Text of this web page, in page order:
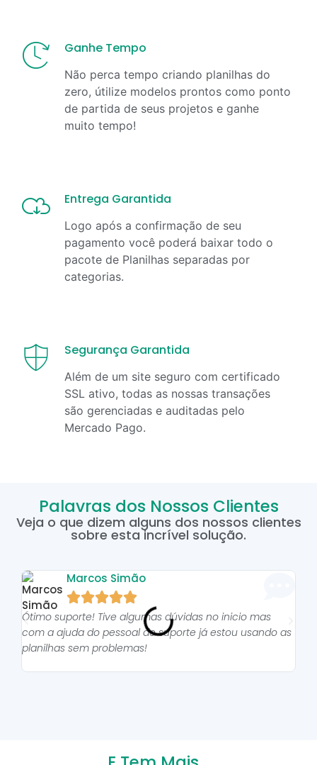
Ganhe Tempo
Não perca tempo criando planilhas do
zero, útilize modelos prontos como ponto
de partida de seus projetos e ganhe
muito tempo!
Entrega Garantida
Logo após a confirmação de seu
pagamento você poderá baixar todo o
pacote de Planilhas separadas por
categorias.
Segurança Garantida
Além de um site seguro com certificado
SSL ativo, todas as nossas transações
são gerenciadas e auditadas pelo
Mercado Pago.
Palavras dos Nossos Clientes
Veja o que dizem alguns dos nossos clientes
sobre esta incrível solução.
Marcos Simão

Ótimo suporte! Tive algumas dúvidas no inicio mas
com a ajuda do pessoal do suporte já estou usando as
planilhas sem problemas!